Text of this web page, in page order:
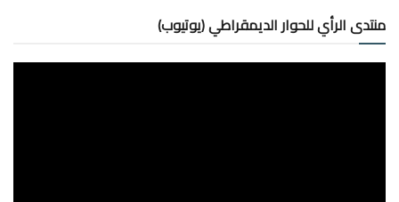
منتدى الرأي للحوار الديمقراطي (يوتيوب)